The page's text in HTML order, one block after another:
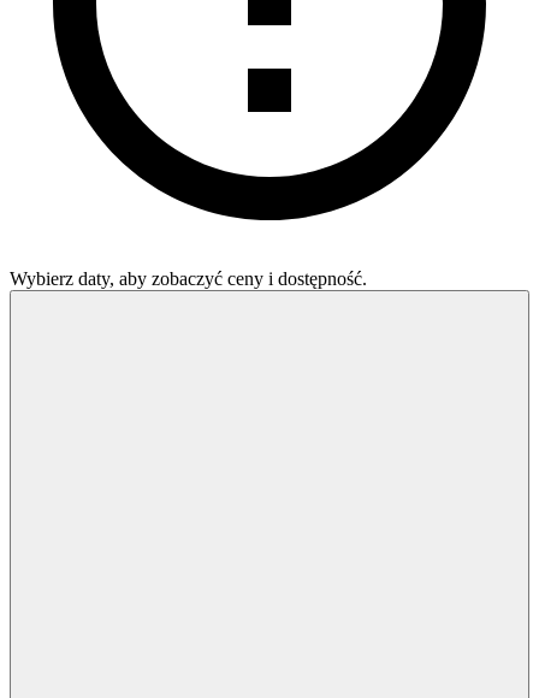
Wybierz daty, aby zobaczyć ceny i dostępność.